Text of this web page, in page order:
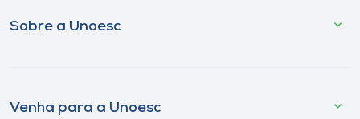
Sobre a Unoesc
Venha para a Unoesc